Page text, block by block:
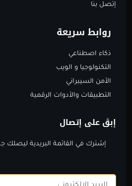
إتصل بنا
روابط سريعة
ذكاء اصطناعي
التكنولوجيا و الويب
الأمن السيبراني
التطبيقات والأدوات الرقمية
إبقَ على إتصال
إشترك في القائمة البريدية ليصلك
Email